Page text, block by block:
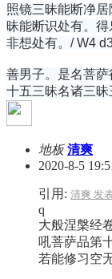
照镜三昧能断净
昧能断识处有。
非想处有。 / W4
善男子。是名菩
十五三昧名诸三昧
地板 清爽
2020-8-5
引用: 清爽 发
q
大般涅槃经
吼菩萨品第
若能修习空